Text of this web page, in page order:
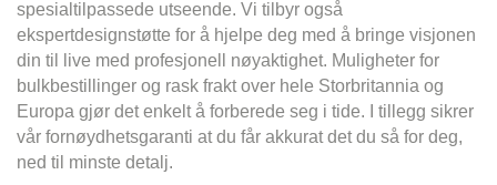
spesialtilpassede utseende. Vi tilbyr også
ekspertdesignstøtte for å hjelpe deg med å bringe visjonen
din til live med profesjonell nøyaktighet. Muligheter for
bulkbestillinger og rask frakt over hele Storbritannia og
Europa gjør det enkelt å forberede seg i tide. I tillegg sikrer
vår fornøydhetsgaranti at du får akkurat det du så for deg,
ned til minste detalj.